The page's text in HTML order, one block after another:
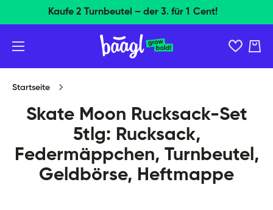
Direkt zum InhaltKostenloser Versand Ab 40 EUR
Startseite
Skate Moon Rucksack-Set
5tlg: Rucksack,
Federmäppchen, Turnbeutel,
Geldbörse, Heftmappe